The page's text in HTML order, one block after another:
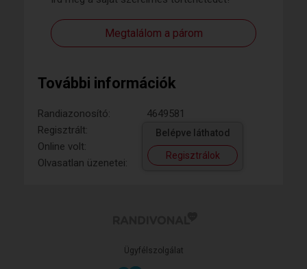
Megtalálom a párom
További információk
Randiazonosító:
4649581
Regisztrált:
Online volt:
Olvasatlan üzenetei:
Belépve láthatod
Regisztrálok
Ügyfélszolgálat